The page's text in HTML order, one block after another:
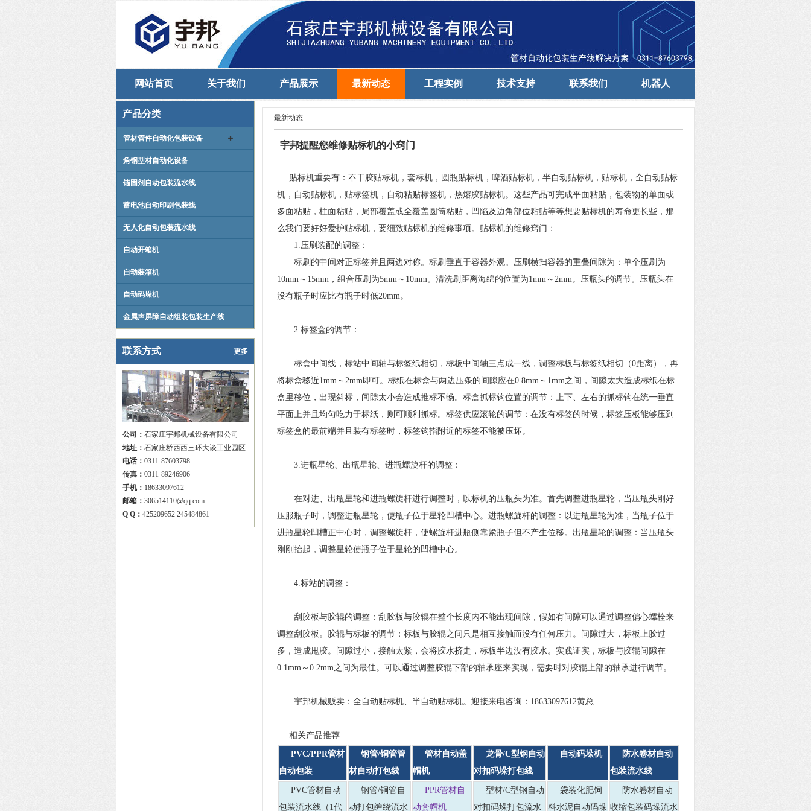
网站首页 关于我们 产品展示 最新动态 工程实例 技术支持 联系我们 机器人
产品分类
管材管件自动化包装设备
角钢型材自动化设备
锚固剂自动包装流水线
蓄电池自动印刷包装线
无人化自动包装流水线
自动开箱机
自动装箱机
自动码垛机
金属声屏障自动组装包装生产线
更多
联系方式
公司： 石家庄宇邦机械设备有限公司
地址： 石家庄桥西西三环大谈工业园区
电话： 0311-87603798
传真： 0311-89246906
手机： 18633097612
邮箱： 306514110@qq.com
Q Q： 425209652 245484861
最新动态
宇邦提醒您维修贴标机的小窍门
贴标机重要有：不干胶贴标机，套标机，圆瓶贴标机，啤酒贴标机，半自动贴标机，贴标机，全自动贴标
机，自动贴标机，贴标签机，自动粘贴标签机，热熔胶贴标机。这些产品可完成平面粘贴，包装物的单面或
多面粘贴，柱面粘贴，局部覆盖或全覆盖圆筒粘贴，凹陷及边角部位粘贴等等想要贴标机的寿命更长些，那
么我们要好好爱护贴标机，要细致贴标机的维修事项。贴标机的维修窍门：
1.压刷装配的调整：
标刷的中间对正标签并且两边对称。标刷垂直于容器外观。压刷横扫容器的重叠间隙为：单个压刷为
10mm～15mm，组合压刷为5mm～10mm。清洗刷距离海绵的位置为1mm～2mm。压瓶头的调节。压瓶头在
没有瓶子时应比有瓶子时低20mm。
2.标签盒的调节：
标盒中间线，标站中间轴与标签纸相切，标板中间轴三点成一线，调整标板与标签纸相切（0距离），再
将标盒移近1mm～2mm即可。标纸在标盒与两边压条的间隙应在0.8mm～1mm之间，间隙太大造成标纸在标
盒里移位，出现斜标，间隙太小会造成推标不畅。标盒抓标钩位置的调节：上下、左右的抓标钩在统一垂直
平面上并且均匀吃力于标纸，则可顺利抓标。标签供应滚轮的调节：在没有标签的时候，标签压板能够压到
标签盒的最前端并且装有标签时，标签钩指附近的标签不能被压坏。
3.进瓶星轮、出瓶星轮、进瓶螺旋杆的调整：
在对进、出瓶星轮和进瓶螺旋杆进行调整时，以标机的压瓶头为准。首先调整进瓶星轮，当压瓶头刚好
压服瓶子时，调整进瓶星轮，使瓶子位于星轮凹槽中心。进瓶螺旋杆的调整：以进瓶星轮为准，当瓶子位于
进瓶星轮凹槽正中心时，调整螺旋杆，使螺旋杆进瓶侧靠紧瓶子但不产生位移。出瓶星轮的调整：当压瓶头
刚刚抬起，调整星轮使瓶子位于星轮的凹槽中心。
4.标站的调整：
刮胶板与胶辊的调整：刮胶板与胶辊在整个长度内不能出现间隙，假如有间隙可以通过调整偏心螺栓来
调整刮胶板。胶辊与标板的调节：标板与胶辊之间只是相互接触而没有任何压力。间隙过大，标板上胶过
多，造成甩胶。间隙过小，接触太紧，会将胶水挤走，标板半边没有胶水。实践证实，标板与胶辊间隙在
0.1mm～0.2mm之间为最佳。可以通过调整胶辊下部的轴承座来实现，需要时对胶辊上部的轴承进行调节。
宇邦机械贩卖：全自动贴标机、半自动贴标机。迎接来电咨询：18633097612黄总
相关产品推荐
PVC/PPR管材
自动包装
钢管/铜管管
材自动打包线
管材自动盖
帽机
龙骨/C型钢自动
对扣码垛打包线
自动码垛机
防水卷材自动
包装流水线
PVC管材自动
包装流水线（1代
钢管/铜管自
动打包缠绕流水
PPR管材自
动套帽机
型材/C型钢自动
对扣码垛打包流水
袋装化肥饲
料水泥自动码垛
防水卷材自动
收缩包装码垛流水